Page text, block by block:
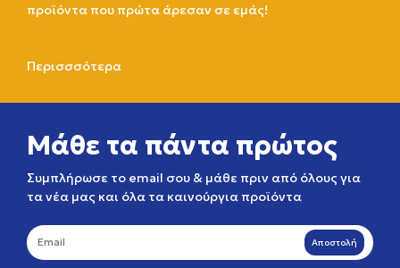
προϊόντα που πρώτα άρεσαν σε εμάς!
Περισσσότερα
Μάθε τα πάντα πρώτος
Συμπλήρωσε το email σου & μάθε πριν από όλους για
τα νέα μας και όλα τα καινούργια προϊόντα
Αποστολή